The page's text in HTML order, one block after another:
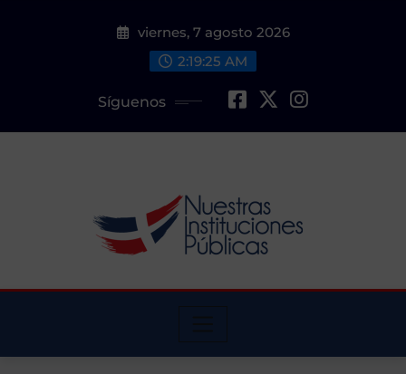
viernes, 7 agosto 2026
2:19:26 AM
Síguenos